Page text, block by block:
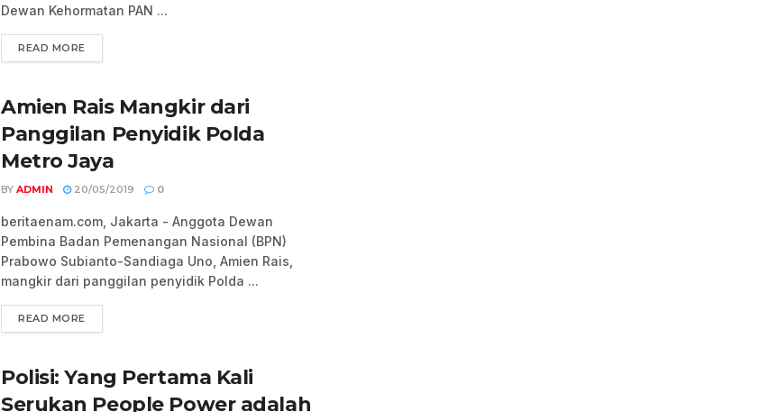
Dewan Kehormatan PAN ...
READ MORE
Amien Rais Mangkir dari
Panggilan Penyidik Polda
Metro Jaya
BY ADMIN 20/05/2019 0
beritaenam.com, Jakarta - Anggota Dewan
Pembina Badan Pemenangan Nasional (BPN)
Prabowo Subianto-Sandiaga Uno, Amien Rais,
mangkir dari panggilan penyidik Polda ...
READ MORE
Polisi: Yang Pertama Kali
Serukan People Power adalah